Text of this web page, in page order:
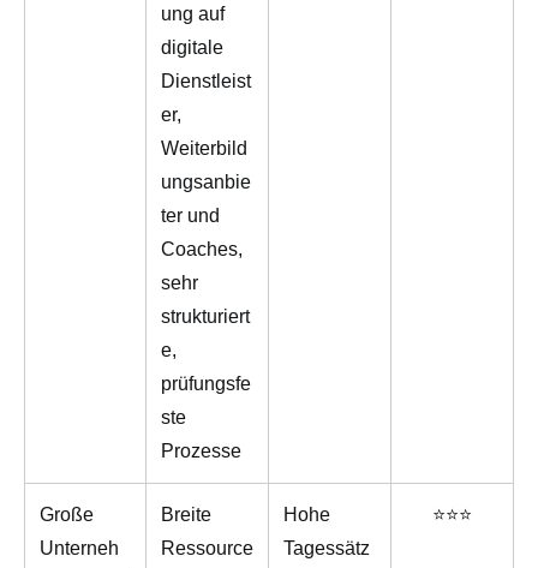
ung auf
digitale
Dienstleist
er,
Weiterbild
ungsanbie
ter und
Coaches,
sehr
strukturiert
e,
prüfungsfe
ste
Prozesse
Große
Unterneh
Breite
Ressource
Hohe
Tagessätz
⭐⭐⭐